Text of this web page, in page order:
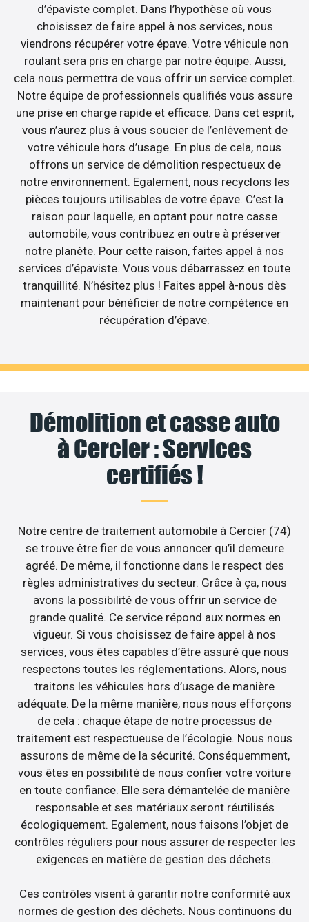
d’épaviste complet. Dans l’hypothèse où vous
choisissez de faire appel à nos services, nous
viendrons récupérer votre épave. Votre véhicule non
roulant sera pris en charge par notre équipe. Aussi,
cela nous permettra de vous offrir un service complet.
Notre équipe de professionnels qualifiés vous assure
une prise en charge rapide et efficace. Dans cet esprit,
vous n’aurez plus à vous soucier de l’enlèvement de
votre véhicule hors d’usage. En plus de cela, nous
offrons un service de démolition respectueux de
notre environnement. Egalement, nous recyclons les
pièces toujours utilisables de votre épave. C’est la
raison pour laquelle, en optant pour notre casse
automobile, vous contribuez en outre à préserver
notre planète. Pour cette raison, faites appel à nos
services d’épaviste. Vous vous débarrassez en toute
tranquillité. N’hésitez plus ! Faites appel à-nous dès
maintenant pour bénéficier de notre compétence en
récupération d’épave.
Démolition et casse auto
à Cercier : Services
certifiés !
Notre centre de traitement automobile à Cercier (74)
se trouve être fier de vous annoncer qu’il demeure
agréé. De même, il fonctionne dans le respect des
règles administratives du secteur. Grâce à ça, nous
avons la possibilité de vous offrir un service de
grande qualité. Ce service répond aux normes en
vigueur. Si vous choisissez de faire appel à nos
services, vous êtes capables d’être assuré que nous
respectons toutes les réglementations. Alors, nous
traitons les véhicules hors d’usage de manière
adéquate. De la même manière, nous nous efforçons
de cela : chaque étape de notre processus de
traitement est respectueuse de l’écologie. Nous nous
assurons de même de la sécurité. Conséquemment,
vous êtes en possibilité de nous confier votre voiture
en toute confiance. Elle sera démantelée de manière
responsable et ses matériaux seront réutilisés
écologiquement. Egalement, nous faisons l’objet de
contrôles réguliers pour nous assurer de respecter les
exigences en matière de gestion des déchets.
Ces contrôles visent à garantir notre conformité aux
normes de gestion des déchets. Nous continuons du